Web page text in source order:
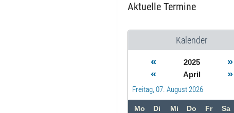
Aktuelle Termine
Kalender
« 2025
»
«
April »
Freitag, 07. August 2026
Mo Di Mi Do Fr Sa